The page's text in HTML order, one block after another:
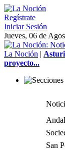
Regístrate
Iniciar Sesión
Jueves, 06 de
La Noción |
proyecto...
San